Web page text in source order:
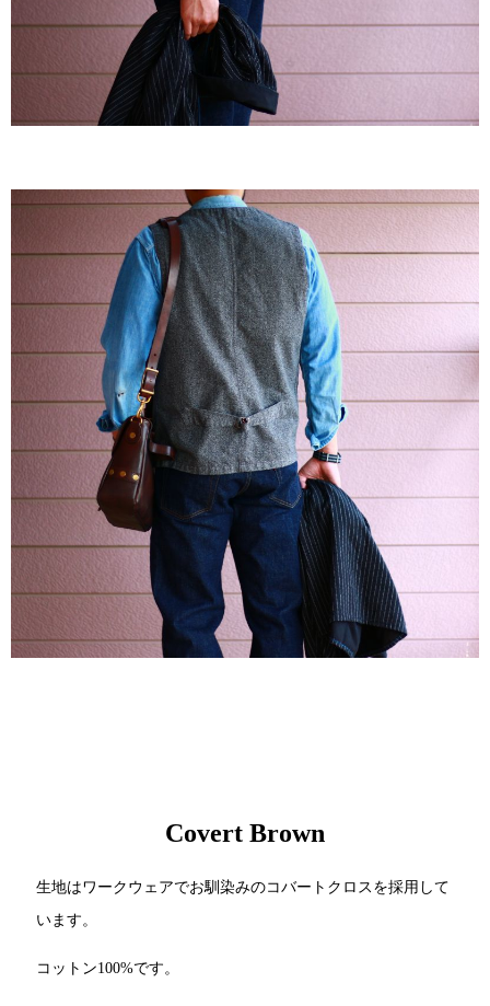
Covert Brown
生地はワークウェアでお馴染みのコバートクロスを採用して
います。
コットン100%です。